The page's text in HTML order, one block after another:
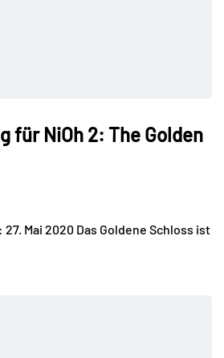
für NiOh 2: The Golden
Mai 2020 Das Goldene Schloss ist